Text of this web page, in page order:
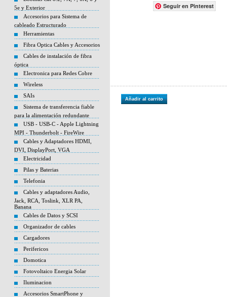
5e y Exterior
Accesorios para Sistema de
cableado Estructurado
Herramientas
Fibra Optica Cables y Accesorios
Cables de instalación de fibra
óptica
Electronica para Redes Cobre
Wireless
SAIs
Sistema de transferencia fiable
para la alimentación redundante
USB - USB-C - Apple Lightning
MPI - Thunderbolt - FireWire
Cables y Adaptadores HDMI,
DVI, DisplayPort, VGA
Electricidad
Pilas y Baterias
Telefonia
Cables y adaptadores Audio,
Jack, RCA, Toslink, XLR PA,
Banana
Cables de Datos y SCSI
Organizador de cables
Cargadores
Perifericos
Domotica
Fotovoltaico Energia Solar
Iluminacion
Accesorios SmartPhone y
Seguir en Pinterest
Añadir al carrito